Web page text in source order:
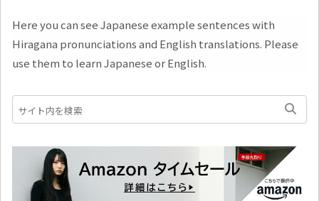
Here you can see Japanese example sentences with
Hiragana pronunciations and English translations. Please
use them to learn Japanese or English.